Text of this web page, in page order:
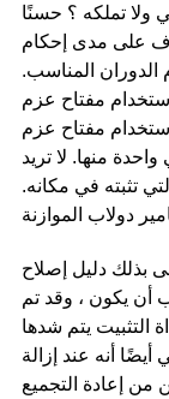
ولا تملكه ؟ حسنًا
على مدى إحكام
المناسب.
مفتاح عزم
مفتاح عزم
واحدة منها. لا تريد
تثبته في مكانه.
بذلك دليل إصلاح
أن يكون ، وقد تم
التثبيت يتم شدها
أنه عند إزالة
من إعادة التجميع